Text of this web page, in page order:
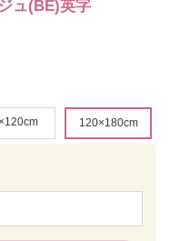
ュ(BE)英字
120×180cm